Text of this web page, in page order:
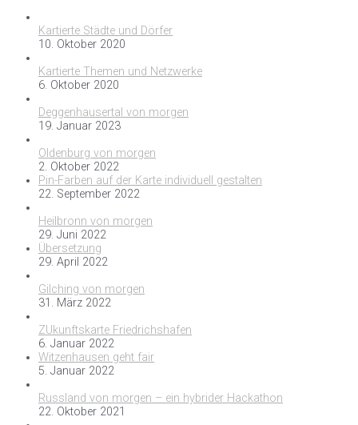
Kartierte Städte und Dörfer
10. Oktober 2020
Kartierte Themen und Netzwerke
6. Oktober 2020
Deggenhausertal von morgen
19. Januar 2023
Oldenburg von morgen
2. Oktober 2022
Pin-Farben auf der Karte individuell gestalten
22. September 2022
Heilbronn von morgen
29. Juni 2022
Übersetzung
29. April 2022
Gilching von morgen
31. März 2022
ZUkunftskarte Friedrichshafen
6. Januar 2022
Witzenhausen geht fair
5. Januar 2022
Russland von morgen – ein hybrider Hackathon
22. Oktober 2021